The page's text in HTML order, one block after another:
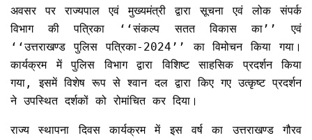
अवसर पर राज्यपाल एवं मुख्यमंत्री द्वारा सूचना एवं लोक संपर्क
विभाग की पत्रिका ‘‘संकल्प सतत विकास का’’ एवं
‘‘उत्तराखण्ड पुलिस पत्रिका-2024’’ का विमोचन किया गया।
कार्यक्रम में पुलिस विभाग द्वारा विशिष्ट साहसिक प्रदर्शन किया
गया, इसमें विशेष रूप से श्वान दल द्वारा किए गए उत्कृष्ट प्रदर्शन
ने उपस्थित दर्शकों को रोमांचित कर दिया।
राज्य स्थापना दिवस कार्यक्रम में इस वर्ष का उत्तराखण्ड गौरव